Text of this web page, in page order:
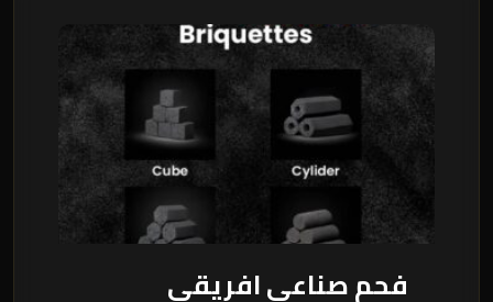
فحم صناعي افريقي